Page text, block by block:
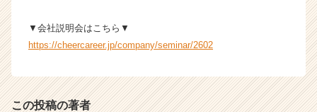
企
業
ら
▼会社説明会はこちら▼
https://cheercareer.jp/company/seminar/2602
この投稿の著者